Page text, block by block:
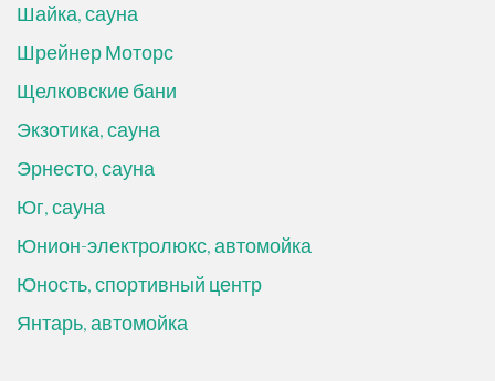
Шайка, сауна
Шрейнер Моторс
Щелковские бани
Экзотика, сауна
Эрнесто, сауна
Юг, сауна
Юнион-электролюкс, автомойка
Юность, спортивный центр
Янтарь, автомойка